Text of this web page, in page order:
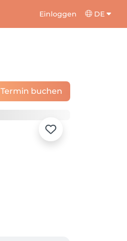
Einloggen DE
Termin buchen